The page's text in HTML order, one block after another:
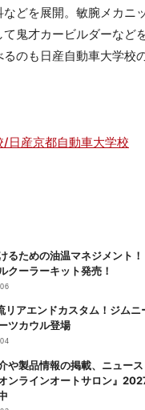
どを展開。敏腕メカニ
鬼才カービルダーなど
のも日産自動車大学校
日産京都自動車大学校
るための油温マネジメント
クーラーキット発売！
リアエンドカスタム！ジムニ
ツカウル登場
や製品情報の掲載、ニュー
ンラインオートサロン』